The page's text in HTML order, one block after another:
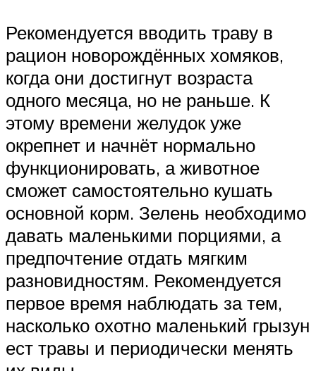
Рекомендуется вводить траву в
рацион новорождённых хомяков,
когда они достигнут возраста
одного месяца, но не раньше. К
этому времени желудок уже
окрепнет и начнёт нормально
функционировать, а животное
сможет самостоятельно кушать
основной корм. Зелень необходимо
давать маленькими порциями, а
предпочтение отдать мягким
разновидностям. Рекомендуется
первое время наблюдать за тем,
насколько охотно маленький грызун
ест травы и периодически менять